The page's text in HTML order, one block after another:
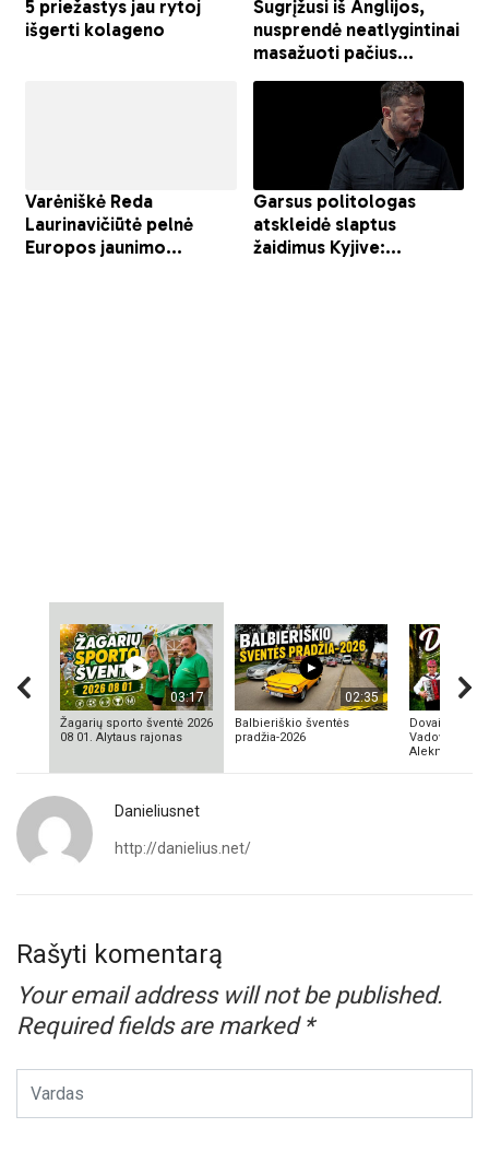
03:17
Žagarių sporto šventė 2026
08 01. Alytaus rajonas
02:35
Balbieriškio šventės
pradžia-2026
Dovainonių
Vadovas
Aleknavičius
Danieliusnet
http://danielius.net/
Rašyti komentarą
Your email address will not be published.
Required fields are marked *